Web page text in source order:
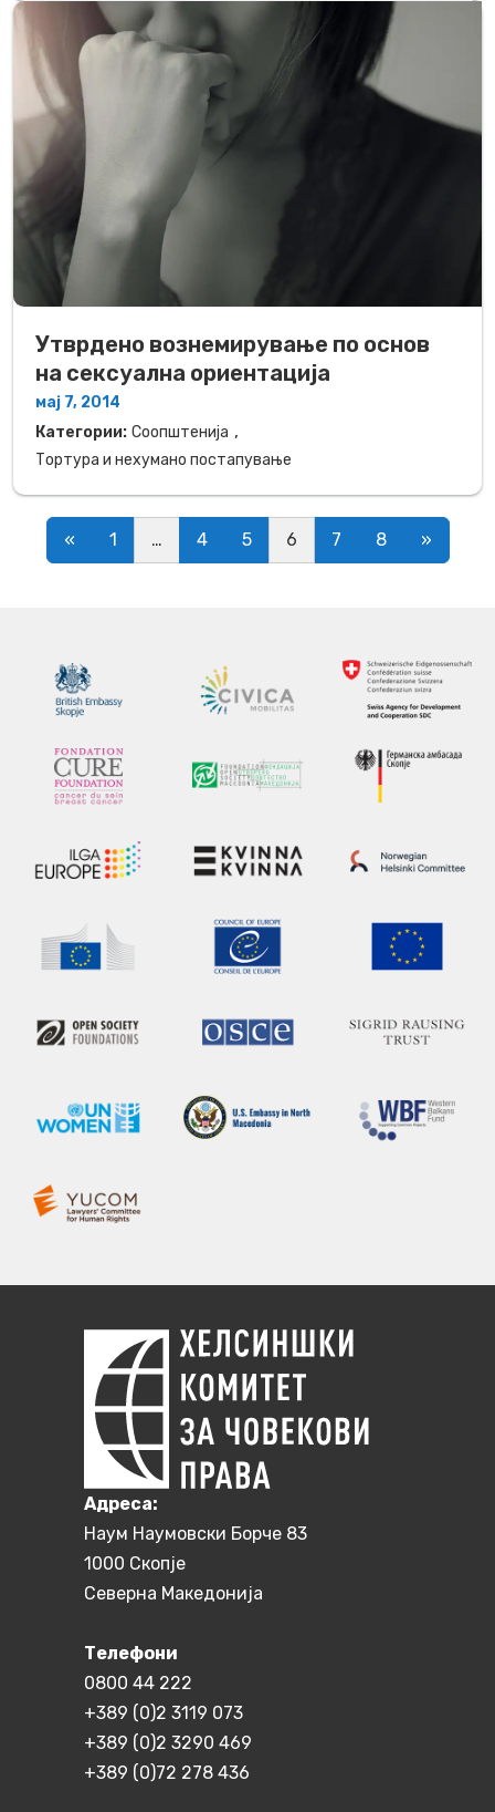
Утврдено вознемирување по основ
на сексуална ориентација
мај 7, 2014
Категории: Соопштенија ,
Тортура и нехумано постапување
Posts navigation
« 1 … 4 5 6 7 8 »
Aдреса:
Наум Наумовски Борче 83
1000 Скопје
Северна Македонија
Телефони
0800 44 222
+389 (0)2 3119 073
+389 (0)2 3290 469
+389 (0)72 278 436